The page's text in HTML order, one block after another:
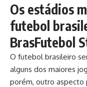
Os estádios
futebol
BrasFutebol
O futebol brasileiro
alguns dos maiores
porém, outro aspecto